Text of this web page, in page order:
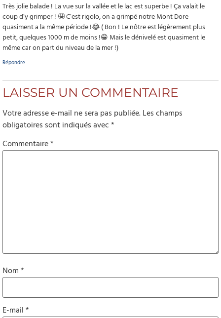
Très jolie balade ! La vue sur la vallée et le lac est superbe ! Ça valait le
coup d’y grimper ! 🤩 C’est rigolo, on a grimpé notre Mont Dore
quasiment a la même période !😂 ( Bon ! Le nôtre est légèrement plus
petit, quelques 1000 m de moins !😁 Mais le dénivelé est quasiment le
même car on part du niveau de la mer !)
Répondre
LAISSER UN COMMENTAIRE
Votre adresse e-mail ne sera pas publiée.Les champs
obligatoires sont indiqués avec*
Commentaire*
Nom*
E-mail*